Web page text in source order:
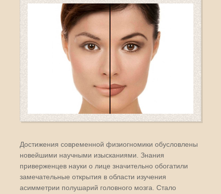
Достижения современной физиогномики обусловлены
новейшими научными изысканиями. Знания
приверженцев науки о лице значительно обогатили
замечательные открытия в области изучения
асимметрии полушарий головного мозга. Стало